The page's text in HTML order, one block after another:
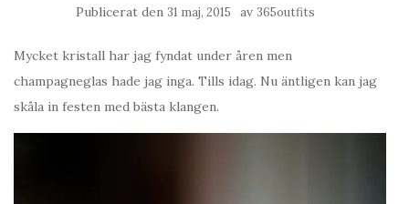
Publicerat den 31 maj, 2015 av 365outfits
Mycket kristall har jag fyndat under åren men
champagneglas hade jag inga. Tills idag. Nu äntligen kan jag
skåla in festen med bästa klangen.